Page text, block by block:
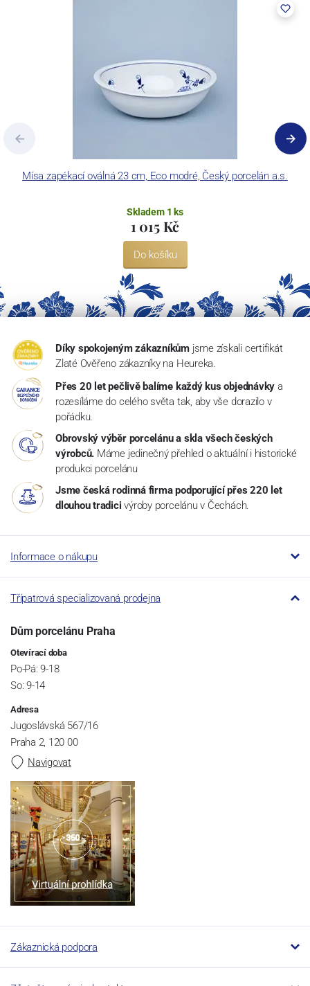
Mísa zapékací oválná 23 cm, Eco modré, Český porcelán a.s.
Skladem 1 ks
1 015 Kč
Do košíku
Díky spokojeným zákazníkům jsme získali certifikát
Zlaté Ověřeno zákazníky na Heureka.
Přes 20 let pečlivě balíme každý kus objednávky a
rozesíláme do celého světa tak, aby vše dorazilo v
pořádku.
Obrovský výběr porcelánu a skla všech českých
výrobců. Máme jedinečný přehled o aktuální i historické
produkci porcelánu
Jsme česká rodinná firma podporující přes 220 let
dlouhou tradici výroby porcelánu v Čechách.
Informace o nákupu
Třípatrová specializovaná prodejna
Dům porcelánu Praha
Otevírací doba
Po-Pá: 9-18
So: 9-14
Adresa
Jugoslávská 567/16
Praha 2, 120 00
Navigovat
Zákaznická podpora